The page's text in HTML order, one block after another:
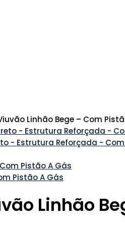
Linhão Bege – Com
- Estrutura Reforçada -
Pistão A Gás
Linhão